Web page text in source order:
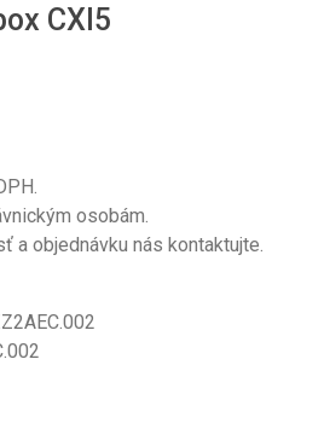
CXI5
osobám.
a objednávku nás kontaktujte.